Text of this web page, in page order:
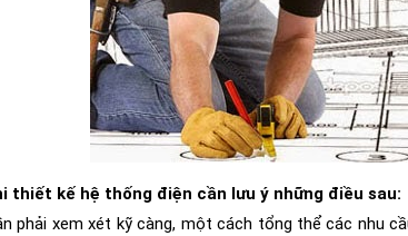
thiết kế hệ thống điện cần lưu ý những điều sau:
phải xem xét kỹ càng, một cách tổng thể các nhu